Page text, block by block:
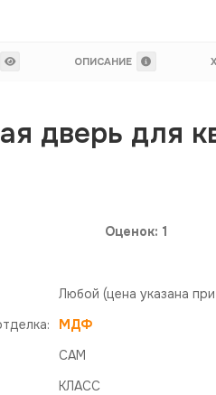
ОПИСАНИЕ
дверь для
Оценок: 1
Любой (цена указана
МДФ
САМ
КЛАСС